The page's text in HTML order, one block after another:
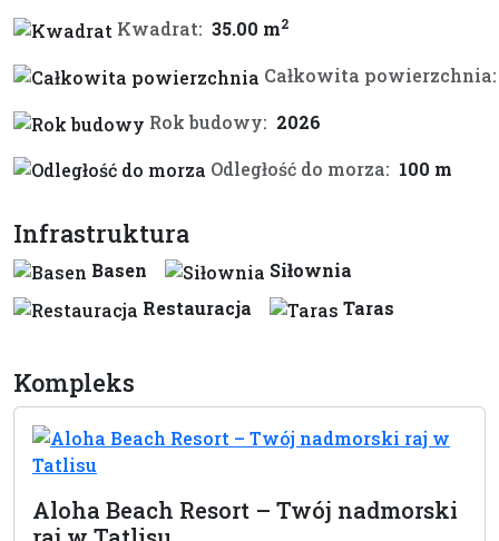
Kwadrat: 35.00 m2
Całkowita powierzchnia:
Rok budowy: 2026
Odległość do morza: 100 m
Infrastruktura
Basen
Siłownia
Restauracja
Taras
Kompleks
Aloha Beach Resort – Twój nadmorski